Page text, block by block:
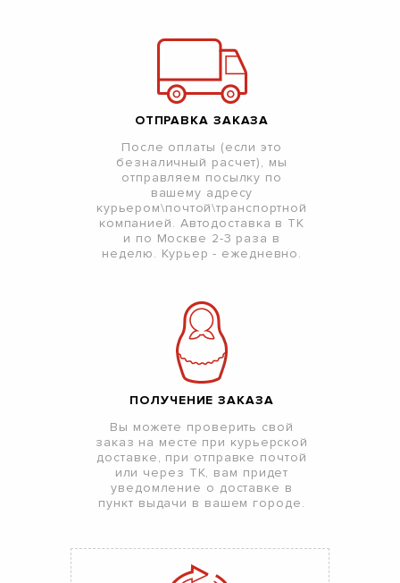
ОТПРАВКА ЗАКАЗА
После оплаты (если это
безналичный расчет), мы
отправляем посылку по
вашему адресу
курьером\почтой\транспортной
компанией. Автодоставка в ТК
и по Москве 2-3 раза в
неделю. Курьер - ежедневно.
ПОЛУЧЕНИЕ ЗАКАЗА
Вы можете проверить свой
заказ на месте при курьерской
доставке, при отправке почтой
или через ТК, вам придет
уведомление о доставке в
пункт выдачи в вашем городе.